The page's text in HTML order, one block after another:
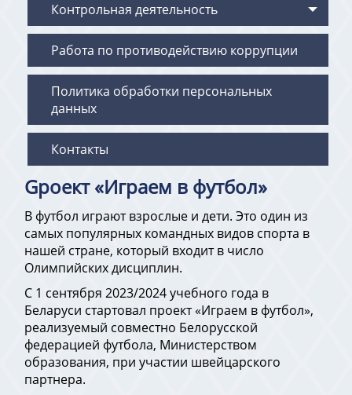
Контрольная деятельность
Работа по противодействию коррупции
Политика обработки персональных
данных
Контакты
Gроект «Играем в футбол»
В футбол играют взрослые и дети. Это один из
самых популярных командных видов спорта в
нашей стране, который входит в число
Олимпийских дисциплин.
С 1 сентября 2023/2024 учебного года в
Беларуси стартовал проект «Играем в футбол»,
реализуемый совместно Белорусской
федерацией футбола, Министерством
образования, при участии швейцарского
партнера.